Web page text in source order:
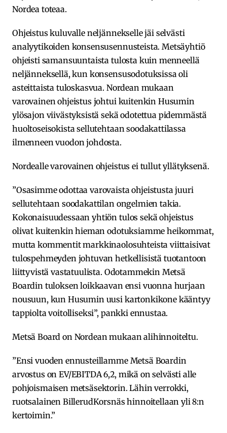
Nordea toteaa.
Ohjeistus kuluvalle neljännekselle jäi selvästi
analyytikoiden konsensusennusteista. Metsäyhtiö
ohjeisti samansuuntaista tulosta kuin menneellä
neljänneksellä, kun konsensusodotuksissa oli
asteittaista tuloskasvua. Nordean mukaan
varovainen ohjeistus johtui kuitenkin Husumin
ylösajon viivästyksistä sekä odotettua pidemmästä
huoltoseisokista sellutehtaan soodakattilassa
ilmenneen vuodon johdosta.
Nordealle varovainen ohjeistus ei tullut yllätyksenä.
”Osasimme odottaa varovaista ohjeistusta juuri
sellutehtaan soodakattilan ongelmien takia.
Kokonaisuudessaan yhtiön tulos sekä ohjeistus
olivat kuitenkin hieman odotuksiamme heikommat,
mutta kommentit markkinaolosuhteista viittaisivat
tulospehmeyden johtuvan hetkellisistä tuotantoon
liittyvistä vastatuulista. Odotammekin Metsä
Boardin tuloksen loikkaavan ensi vuonna hurjaan
nousuun, kun Husumin uusi kartonkikone kääntyy
tappiolta voitolliseksi”, pankki ennustaa.
Metsä Board on Nordean mukaan alihinnoiteltu.
”Ensi vuoden ennusteillamme Metsä Boardin
arvostus on EV/EBITDA 6,2, mikä on selvästi alle
pohjoismaisen metsäsektorin. Lähin verrokki,
ruotsalainen BillerudKorsnäs hinnoitellaan yli 8:n
kertoimin.”